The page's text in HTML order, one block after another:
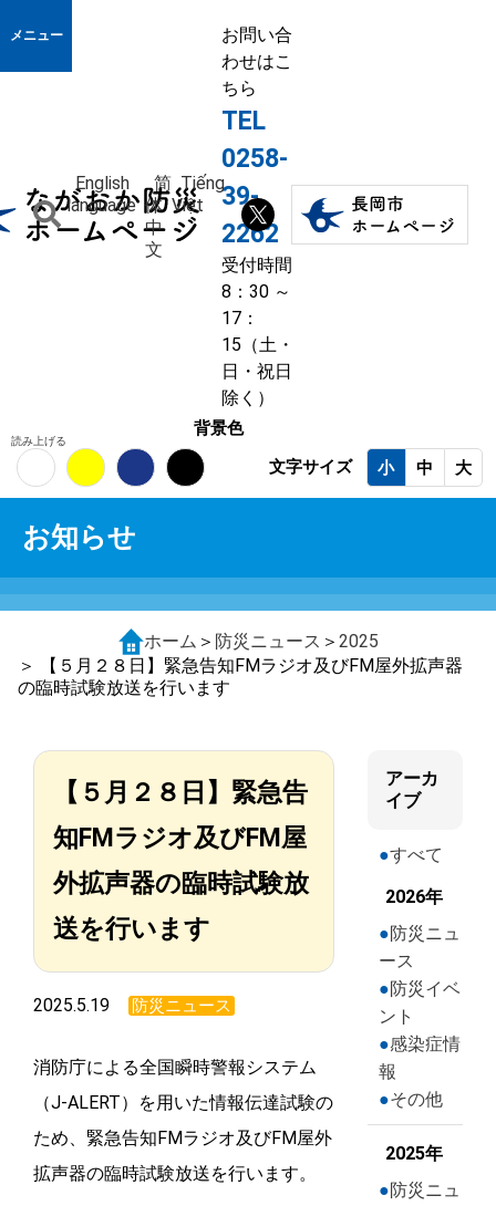
メニュー
お問い合
わせはこ
ちら
TEL
0258-
39-
2262
受付時間
8：30 ～
17：
15（土・
日・祝日
除く）
English
language
简
体
中
文
Tiếng
Việt
読み上げる
背景色
文字サイズ
小 中 大
お知らせ
ホーム ＞ 防災ニュース ＞ 2025
＞ 【５月２８日】緊急告知FMラジオ及びFM屋外拡声器
の臨時試験放送を行います
【５月２８日】緊急告
知FMラジオ及びFM屋
外拡声器の臨時試験放
送を行います
2025.5.19 防災ニュース
消防庁による全国瞬時警報システム
（J-ALERT）を用いた情報伝達試験の
ため、緊急告知FMラジオ及びFM屋外
拡声器の臨時試験放送を行います。
アーカ
イブ
すべて
2026年
防災ニュ
ース
防災イベ
ント
感染症情
報
その他
2025年
防災ニュ